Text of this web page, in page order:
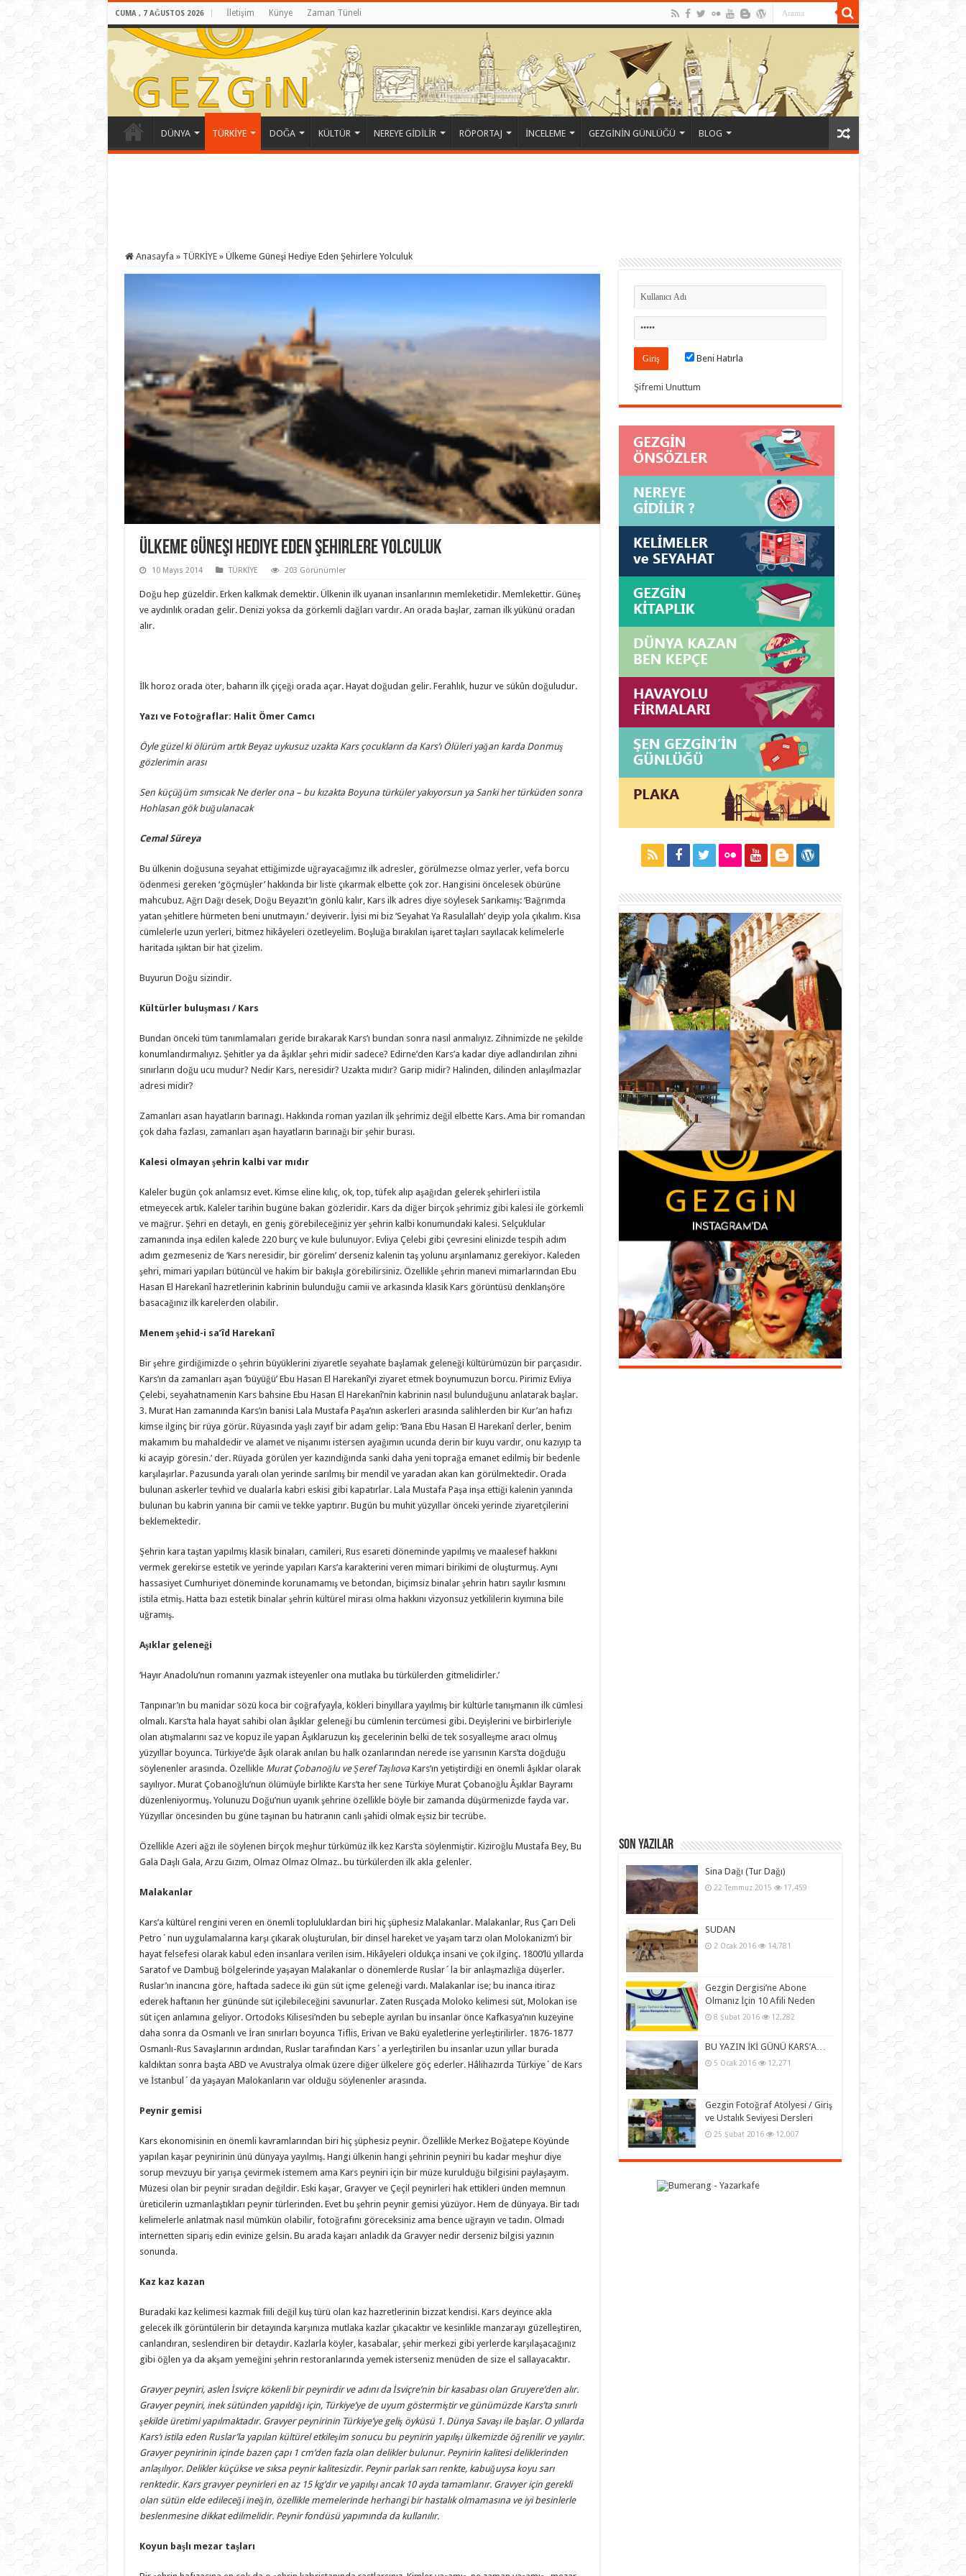
CUMA , 7 AĞUSTOS 2026 İletişim Künye Zaman Tüneli
DÜNYA TÜRKİYE DOĞA KÜLTÜR NEREYE GİDİLİR RÖPORTAJ İNCELEME GEZGİNİN GÜNLÜĞÜ BLOG
Anasayfa » TÜRKİYE » Ülkeme Güneşi Hediye Eden Şehirlere Yolculuk
Ülkeme Güneşi Hediye Eden Şehirlere Yolculuk
10 Mayıs 2014 TÜRKİYE 203 Görünümler
Doğu hep güzeldir. Erken kalkmak demektir. Ülkenin ilk uyanan insanlarının memleketidir. Memlekettir. Güneş
ve aydınlık oradan gelir. Denizi yoksa da görkemli dağları vardır. An orada başlar, zaman ilk yükünü oradan
alır.
İlk horoz orada öter, baharın ilk çiçeği orada açar. Hayat doğudan gelir. Ferahlık, huzur ve sükûn doğuludur.
Yazı ve Fotoğraflar: Halit Ömer Camcı
Öyle güzel ki ölürüm artık Beyaz uykusuz uzakta Kars çocukların da Kars’ı Ölüleri yağan karda Donmuş
gözlerimin arası
Sen küçüğüm sımsıcak Ne derler ona – bu kızakta Boyuna türküler yakıyorsun ya Sanki her türküden sonra
Hohlasan gök buğulanacak
Cemal Süreya
Bu ülkenin doğusuna seyahat ettiğimizde uğrayacağımız ilk adresler, görülmezse olmaz yerler, vefa borcu
ödenmesi gereken ‘göçmüşler’ hakkında bir liste çıkarmak elbette çok zor. Hangisini öncelesek öbürüne
mahcubuz. Ağrı Dağı desek, Doğu Beyazıt’ın gönlü kalır, Kars ilk adres diye söylesek Sarıkamış: ‘Bağrımda
yatan şehitlere hürmeten beni unutmayın.’ deyiverir. İyisi mi biz ‘Seyahat Ya Rasulallah’ deyip yola çıkalım. Kısa
cümlelerle uzun yerleri, bitmez hikâyeleri özetleyelim. Boşluğa bırakılan işaret taşları sayılacak kelimelerle
haritada ışıktan bir hat çizelim.
Buyurun Doğu sizindir.
Kültürler buluşması / Kars
Bundan önceki tüm tanımlamaları geride bırakarak Kars’ı bundan sonra nasıl anmalıyız. Zihnimizde ne şekilde
konumlandırmalıyız. Şehitler ya da âşıklar şehri midir sadece? Edirne’den Kars’a kadar diye adlandırılan zihni
sınırların doğu ucu mudur? Nedir Kars, neresidir? Uzakta mıdır? Garip midir? Halinden, dilinden anlaşılmazlar
adresi midir?
Zamanları asan hayatların barınagı. Hakkında roman yazılan ilk şehrimiz değil elbette Kars. Ama bir romandan
çok daha fazlası, zamanları aşan hayatların barınağı bir şehir burası.
Kalesi olmayan şehrin kalbi var mıdır
Kaleler bugün çok anlamsız evet. Kimse eline kılıç, ok, top, tüfek alıp aşağıdan gelerek şehirleri istila
etmeyecek artık. Kaleler tarihin bugüne bakan gözleridir. Kars da diğer birçok şehrimiz gibi kalesi ile görkemli
ve mağrur. Şehri en detaylı, en geniş görebileceğiniz yer şehrin kalbi konumundaki kalesi. Selçuklular
zamanında inşa edilen kalede 220 burç ve kule bulunuyor. Evliya Çelebi gibi çevresini elinizde tespih adım
adım gezmeseniz de ‘Kars neresidir, bir görelim’ derseniz kalenin taş yolunu arşınlamanız gerekiyor. Kaleden
şehri, mimari yapıları bütüncül ve hakim bir bakışla görebilirsiniz. Özellikle şehrin manevi mimarlarından Ebu
Hasan El Harekanî hazretlerinin kabrinin bulunduğu camii ve arkasında klasik Kars görüntüsü denklanşöre
basacağınız ilk karelerden olabilir.
Menem şehid-i sa’îd Harekanî
Bir şehre girdiğimizde o şehrin büyüklerini ziyaretle seyahate başlamak geleneği kültürümüzün bir parçasıdır.
Kars’ın da zamanları aşan ‘büyüğü’ Ebu Hasan El Harekanî’yi ziyaret etmek boynumuzun borcu. Pirimiz Evliya
Çelebi, seyahatnamenin Kars bahsine Ebu Hasan El Harekanî’nin kabrinin nasıl bulunduğunu anlatarak başlar.
3. Murat Han zamanında Kars’ın banisi Lala Mustafa Paşa’nın askerleri arasında salihlerden bir Kur’an hafızı
kimse ilginç bir rüya görür. Rüyasında yaşlı zayıf bir adam gelip: ‘Bana Ebu Hasan El Harekanî derler, benim
makamım bu mahaldedir ve alamet ve nişanımı istersen ayağımın ucunda derin bir kuyu vardır, onu kazıyıp ta
ki acayip göresin.’ der. Rüyada görülen yer kazındığında sanki daha yeni toprağa emanet edilmiş bir bedenle
karşılaşırlar. Pazusunda yaralı olan yerinde sarılmış bir mendil ve yaradan akan kan görülmektedir. Orada
bulunan askerler tevhid ve dualarla kabri eskisi gibi kapatırlar. Lala Mustafa Paşa inşa ettiği kalenin yanında
bulunan bu kabrin yanına bir camii ve tekke yaptırır. Bugün bu muhit yüzyıllar önceki yerinde ziyaretçilerini
beklemektedir.
Şehrin kara taştan yapılmış klasik binaları, camileri, Rus esareti döneminde yapılmış ve maalesef hakkını
vermek gerekirse estetik ve yerinde yapıları Kars’a karakterini veren mimari birikimi de oluşturmuş. Aynı
hassasiyet Cumhuriyet döneminde korunamamış ve betondan, biçimsiz binalar şehrin hatırı sayılır kısmını
istila etmiş. Hatta bazı estetik binalar şehrin kültürel mirası olma hakkını vizyonsuz yetkililerin kıyımına bile
uğramış.
Aşıklar geleneği
‘Hayır Anadolu’nun romanını yazmak isteyenler ona mutlaka bu türkülerden gitmelidirler.’
Tanpınar’ın bu manidar sözü koca bir coğrafyayla, kökleri binyıllara yayılmış bir kültürle tanışmanın ilk cümlesi
olmalı. Kars’ta hala hayat sahibi olan âşıklar geleneği bu cümlenin tercümesi gibi. Deyişlerini ve birbirleriyle
olan atışmalarını saz ve kopuz ile yapan Âşıklaruzun kış gecelerinin belki de tek sosyalleşme aracı olmuş
yüzyıllar boyunca. Türkiye’de âşık olarak anılan bu halk ozanlarından nerede ise yarısının Kars’ta doğduğu
söylenenler arasında. Özellikle Murat Çobanoğlu ve Şeref TaşlıovaKars’ın yetiştirdiği en önemli âşıklar olarak
sayılıyor. Murat Çobanoğlu’nun ölümüyle birlikte Kars’ta her sene Türkiye Murat Çobanoğlu Âşıklar Bayramı
düzenleniyormuş. Yolunuzu Doğu’nun uyanık şehrine özellikle böyle bir zamanda düşürmenizde fayda var.
Yüzyıllar öncesinden bu güne taşınan bu hatıranın canlı şahidi olmak eşsiz bir tecrübe.
Özellikle Azeri ağzı ile söylenen birçok meşhur türkümüz ilk kez Kars’ta söylenmiştir. Kiziroğlu Mustafa Bey, Bu
Gala Daşlı Gala, Arzu Gızım, Olmaz Olmaz Olmaz.. bu türkülerden ilk akla gelenler.
Malakanlar
Kars’a kültürel rengini veren en önemli topluluklardan biri hiç şüphesiz Malakanlar. Malakanlar, Rus Çarı Deli
Petro´nun uygulamalarına karşı çıkarak oluşturulan, bir dinsel hareket ve yaşam tarzı olan Molokanizm’i bir
hayat felsefesi olarak kabul eden insanlara verilen isim. Hikâyeleri oldukça insani ve çok ilginç. 1800’lü yıllarda
Saratof ve Dambuğ bölgelerinde yaşayan Malakanlar o dönemlerde Ruslar´la bir anlaşmazlığa düşerler.
Ruslar’ın inancına göre, haftada sadece iki gün süt içme geleneği vardı. Malakanlar ise; bu inanca itiraz
ederek haftanın her gününde süt içilebileceğini savunurlar. Zaten Rusçada Moloko kelimesi süt, Molokan ise
süt içen anlamına geliyor. Ortodoks Kilisesi’nden bu sebeple ayrılan bu insanlar önce Kafkasya’nın kuzeyine
daha sonra da Osmanlı ve İran sınırları boyunca Tiflis, Erivan ve Bakü eyaletlerine yerleştirilirler. 1876-1877
Osmanlı-Rus Savaşlarının ardından, Ruslar tarafından Kars´a yerleştirilen bu insanlar uzun yıllar burada
kaldıktan sonra başta ABD ve Avustralya olmak üzere diğer ülkelere göç ederler. Hâlihazırda Türkiye´de Kars
ve İstanbul´da yaşayan Malokanların var olduğu söylenenler arasında.
Peynir gemisi
Kars ekonomisinin en önemli kavramlarından biri hiç şüphesiz peynir. Özellikle Merkez Boğatepe Köyünde
yapılan kaşar peynirinin ünü dünyaya yayılmış. Hangi ülkenin hangi şehrinin peyniri bu kadar meşhur diye
sorup mevzuyu bir yarışa çevirmek istemem ama Kars peyniri için bir müze kurulduğu bilgisini paylaşayım.
Müzesi olan bir peynir sıradan değildir. Eski kaşar, Gravyer ve Çeçil peynirleri hak ettikleri ünden memnun
üreticilerin uzmanlaştıkları peynir türlerinden. Evet bu şehrin peynir gemisi yüzüyor. Hem de dünyaya. Bir tadı
kelimelerle anlatmak nasıl mümkün olabilir, fotoğrafını göreceksiniz ama bence uğrayın ve tadın. Olmadı
internetten sipariş edin evinize gelsin. Bu arada kaşarı anladık da Gravyer nedir derseniz bilgisi yazının
sonunda.
Kaz kaz kazan
Buradaki kaz kelimesi kazmak fiili değil kuş türü olan kaz hazretlerinin bizzat kendisi. Kars deyince akla
gelecek ilk görüntülerin bir detayında karşınıza mutlaka kazlar çıkacaktır ve kesinlikle manzarayı güzelleştiren,
canlandıran, seslendiren bir detaydır. Kazlarla köyler, kasabalar, şehir merkezi gibi yerlerde karşılaşacağınız
gibi öğlen ya da akşam yemeğini şehrin restoranlarında yemek isterseniz menüden de size el sallayacaktır.
Gravyer peyniri, aslen İsviçre kökenli bir peynirdir ve adını da İsviçre’nin bir kasabası olan Gruyere’den alır.
Gravyer peyniri, inek sütünden yapıldığı için, Türkiye’ye de uyum göstermiştir ve günümüzde Kars’ta sınırlı
şekilde üretimi yapılmaktadır. Gravyer peynirinin Türkiye’ye geliş öyküsü 1. Dünya Savaşı ile başlar. O yıllarda
Kars’ı istila eden Ruslar’la yapılan kültürel etkileşim sonucu bu peynirin yapılışı ülkemizde öğrenilir ve yayılır.
Gravyer peynirinin içinde bazen çapı 1 cm’den fazla olan delikler bulunur. Peynirin kalitesi deliklerinden
anlaşılıyor. Delikler küçükse ve sıksa peynir kalitesizdir. Peynir parlak sarı renkte, kabuğuysa koyu sarı
renktedir. Kars gravyer peynirleri en az 15 kg’dır ve yapılışı ancak 10 ayda tamamlanır. Gravyer için gerekli
olan sütün elde edileceği ineğin, özellikle memelerinde herhangi bir hastalık olmamasına ve iyi besinlerle
beslenmesine dikkat edilmelidir. Peynir fondüsü yapımında da kullanılır.
Koyun başlı mezar taşları
Beni Hatırla
Şifremi Unuttum
Son Yazılar
Sina Dağı (Tur Dağı)
22 Temmuz 2015 17,459
SUDAN
2 Ocak 2016 14,781
Gezgin Dergisi’ne Abone
Olmanız İçin 10 Afili Neden
8 Şubat 2016 12,282
BU YAZIN İKİ GÜNÜ KARS’A…
5 Ocak 2016 12,271
Gezgin Fotoğraf Atölyesi / Giriş
ve Ustalık Seviyesi Dersleri
25 Şubat 2016 12,007